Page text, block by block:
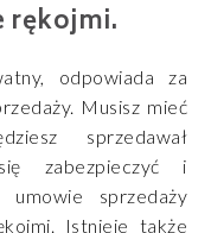
rękojmi.
odpowiada za
Musisz mieć
sprzedawał
zabezpieczyć i
sprzedaży
Istnieje także